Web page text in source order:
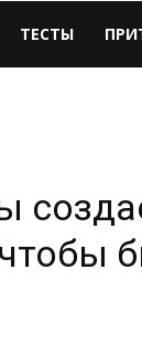
ТЕСТЫ